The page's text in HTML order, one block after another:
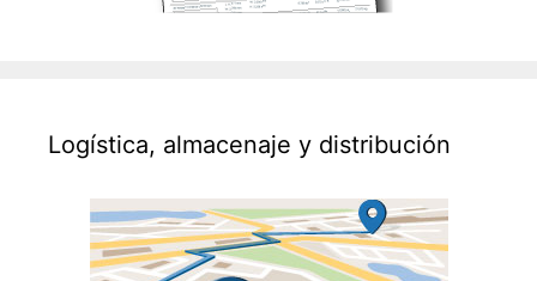
Logística, almacenaje y distribución